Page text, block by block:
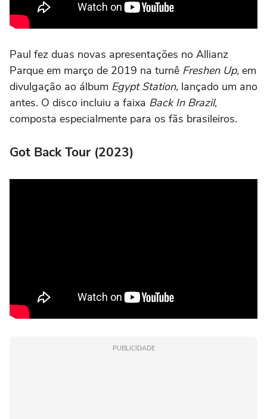
Paul fez duas novas apresentações no Allianz
Parque em março de 2019 na turnê Freshen Up, em
divulgação ao álbum Egypt Station, lançado um ano
antes. O disco incluiu a faixa Back In Brazil,
composta especialmente para os fãs brasileiros.
Got Back Tour (2023)
PUBLICIDADE